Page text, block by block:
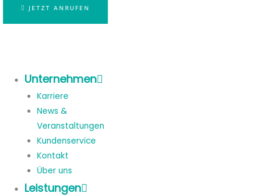
JETZT ANRUFEN
Unternehmen
Karriere
News &
Veranstaltungen
Kundenservice
Kontakt
Über uns
Leistungen